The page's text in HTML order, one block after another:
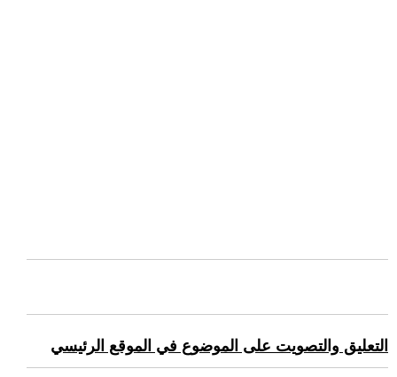
التعليق والتصويت على الموضوع في الموقع الرئيسي